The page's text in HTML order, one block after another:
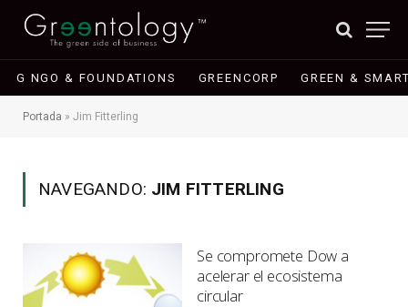
G NGO & FOUNDATIONS GREENCORP GREEN &
Portada » Jim Fitterling
NAVEGANDO: JIM FITTERLING
Se compromete Dow a
acelerar el ecosistema
circular